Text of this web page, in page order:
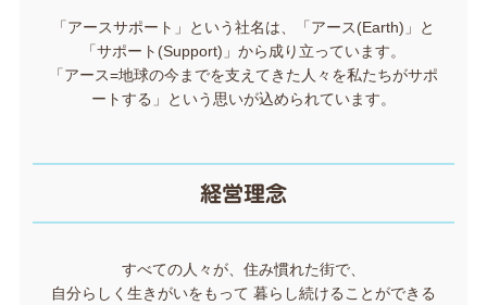
「アースサポート」という社名は、「アース(Earth)」と
「サポート(Support)」から成り立っています。
「アース=地球の今までを支えてきた人々を私たちがサポ
ートする」という思いが込められています。
経営理念
すべての人々が、住み慣れた街で、
自分らしく生きがいをもって 暮らし続けることができる